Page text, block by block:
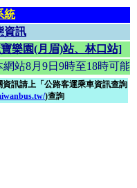
統
資訊
樂園(月眉)站、林口站]
網站8月9日9時至18時
訊請上「公路客運乘車資訊查詢
)查詢